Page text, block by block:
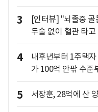
3
[인터뷰] "뇌졸중
두술 없이 혈관 타
4
내후년부터 1주택
가 100억 안팎 수준
5 서장훈, 28억에 산